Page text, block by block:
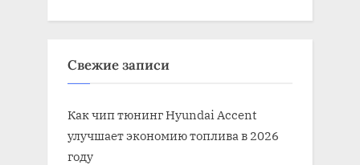
Свежие записи
Как чип тюнинг Hyundai Accent
улучшает экономию топлива в 2026
году